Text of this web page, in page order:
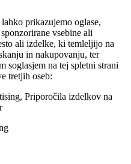
prikazujemo oglase,
vsebine ali
ali izdelke, ki temleljijo na
in nakupovanju, ter
soglasjem na tej spletni strani
tretjih oseb:
Priporočila izdelkov na